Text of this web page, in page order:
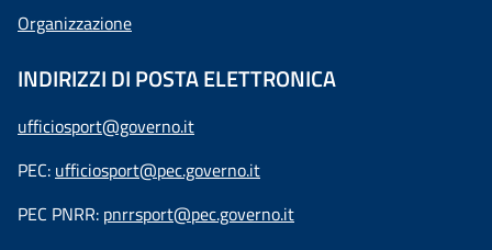
Organizzazione
INDIRIZZI DI POSTA ELETTRONICA
ufficiosport@governo.it
PEC: ufficiosport@pec.governo.it
PEC PNRR: pnrrsport@pec.governo.it